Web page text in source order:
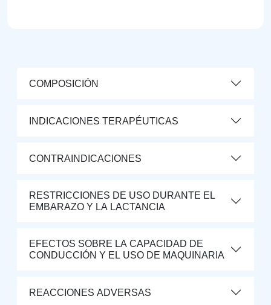
COMPOSICIÓN
INDICACIONES TERAPÉUTICAS
CONTRAINDICACIONES
RESTRICCIONES DE USO DURANTE EL
EMBARAZO Y LA LACTANCIA
EFECTOS SOBRE LA CAPACIDAD DE
CONDUCCIÓN Y EL USO DE MAQUINARIA
REACCIONES ADVERSAS